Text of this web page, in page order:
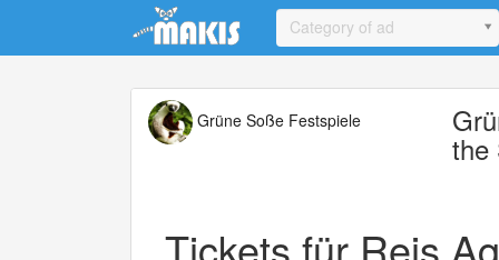
Update cookies preferences
Category of ad
Grüne Soße Festspiele
the
Tickets für Reis